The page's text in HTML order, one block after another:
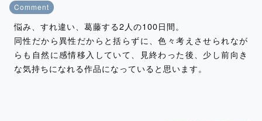
Comment
悩み、すれ違い、葛藤する2人の100日間。
同性だから異性だからと括らずに、色々考えさせられなが
らも自然に感情移入していて、見終わった後、少し前向き
な気持ちになれる作品になっていると思います。